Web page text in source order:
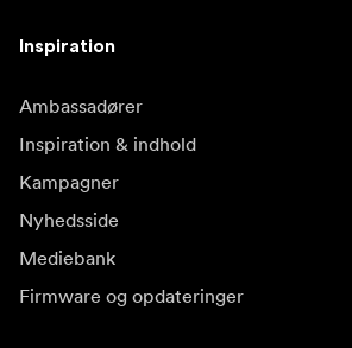
Inspiration
Ambassadører
Inspiration & indhold
Kampagner
Nyhedsside
Mediebank
Firmware og opdateringer